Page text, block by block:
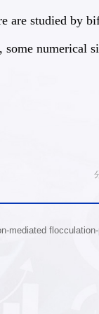
are studied by
numerical
mediated